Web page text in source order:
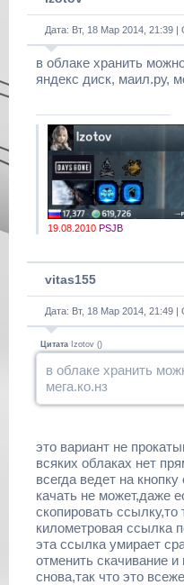
Дата: Вт, 18 Мар 2014, 21:39
в облаке хранить
яндекс диск, маил.ру,
19.08.2010 PSJB
vitas155
Дата: Вт, 18 Мар 2014, 21:49
Цитата Izotov ()
в облаке хранить
мега.ко.нз
это вариант не
всяких облаках нет
всегда ведет на кнопку
качать не может,даже
скопировать ссылку,то
километровая ссылка
эта ссылка умирает
отменить скачивание
снова,так что это